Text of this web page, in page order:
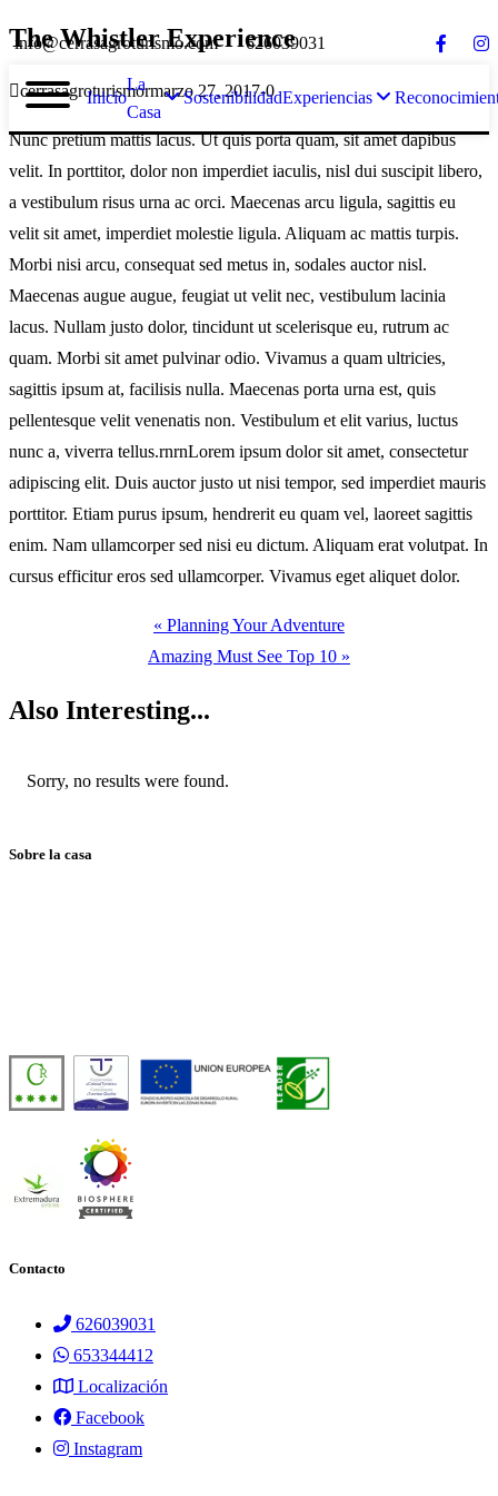
info@cerrasagroturismo.com 626039031
Inicio
La
Casa
SostenibilidadExperiencias
The Whistler Experience
cerrasagroturismo marzo 27, 2017 0
Nunc pretium mattis lacus. Ut quis porta quam, sit amet dapibus
velit. In porttitor, dolor non imperdiet iaculis, nisl dui suscipit libero,
a vestibulum risus urna ac orci. Maecenas arcu ligula, sagittis eu
velit sit amet, imperdiet molestie ligula. Aliquam ac mattis turpis.
Morbi nisi arcu, consequat sed metus in, sodales auctor nisl.
Maecenas augue augue, feugiat ut velit nec, vestibulum lacinia
lacus. Nullam justo dolor, tincidunt ut scelerisque eu, rutrum ac
quam. Morbi sit amet pulvinar odio. Vivamus a quam ultricies,
sagittis ipsum at, facilisis nulla. Maecenas porta urna est, quis
pellentesque velit venenatis non. Vestibulum et elit varius, luctus
nunc a, viverra tellus.rnrnLorem ipsum dolor sit amet, consectetur
adipiscing elit. Duis auctor justo ut nisi tempor, sed imperdiet mauris
porttitor. Etiam purus ipsum, hendrerit eu quam vel, laoreet sagittis
enim. Nam ullamcorper sed nisi eu dictum. Aliquam erat volutpat. In
cursus efficitur eros sed ullamcorper. Vivamus eget aliquet dolor.
« Planning Your Adventure
Amazing Must See Top 10 »
Also Interesting...
Sorry, no results were found.
Sobre la casa
Contacto
626039031
653344412
Localización
Facebook
Instagram